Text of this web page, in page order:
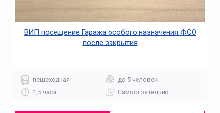
ВИП посещение Гаража особого назначения ФСО
после закрытия
пешеходная
до 5 человек
1,5 часа
Самостоятельно